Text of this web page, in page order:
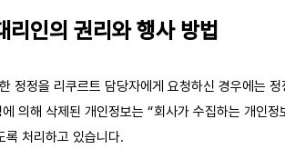
리인의 권리와 행사 방법
정정을 리쿠르트 담당자에게 요청하신 경우에는
의해 삭제된 개인정보는 “회사가 수집하는 개인
록 처리하고 있습니다.